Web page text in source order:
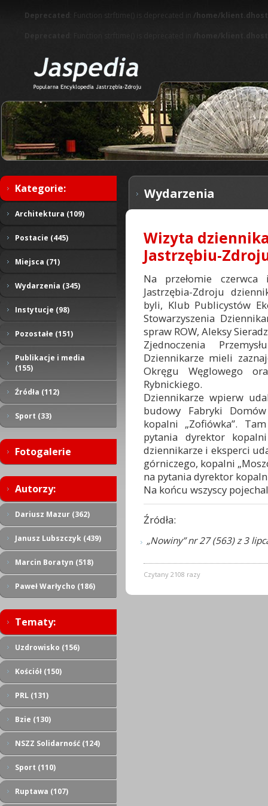
Deprecated : Function strftime() is deprecated in /home/
Kategorie:
Architektura (109)
Postacie (445)
Miejsca (71)
Wydarzenia (345)
Instytucje (98)
Pozostałe (151)
Publikacje i media
(155)
Źródła (112)
Sport (33)
Fotogalerie
Autorzy:
Dariusz Mazur (362)
Janusz Lubszczyk (439)
Marcin Boratyn (518)
Paweł Warłycho (186)
Tematy:
Uzdrowisko (156)
Kościół (150)
PRL (131)
Bzie (130)
NSZZ Solidarność (124)
Sport (110)
Ruptawa (107)
Wydarzenia
Wizyta
Jastrzębiu-
Na przełomie
Jastrzębia-Zdroju
byli, Klub Publicystów
Stowarzyszenia
spraw ROW, Aleksy
Zjednoczenia
Dziennikarze mieli
Okręgu Węglowego
Rybnickiego.
Dziennikarze wpierw
budowy Fabryki
kopalni „Zofiówka”.
pytania dyrektor
dziennikarze i eksperci
górniczego, kopalni
na pytania dyrektor
Na końcu wszyscy
Źródła:
„Nowiny” nr 27 (563) z 3
Czytany 2108 razy